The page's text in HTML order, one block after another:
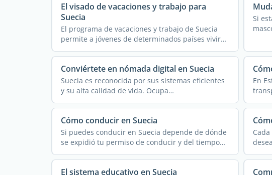
El visado de vacaciones y trabajo para
Suecia
El programa de vacaciones y trabajo de Suecia
permite a jóvenes de determinados países vivir
en ...
Si
Conviértete en nómada digital en Suecia
Suecia es reconocida por sus sistemas eficientes
y su alta calidad de vida. Ocupa
consistentemente los primeros ...
En
Cómo conducir en Suecia
Si puedes conducir en Suecia depende de dónde
se expidió tu permiso de conducir y del tiempo
que ...
El sistema educativo en Suecia